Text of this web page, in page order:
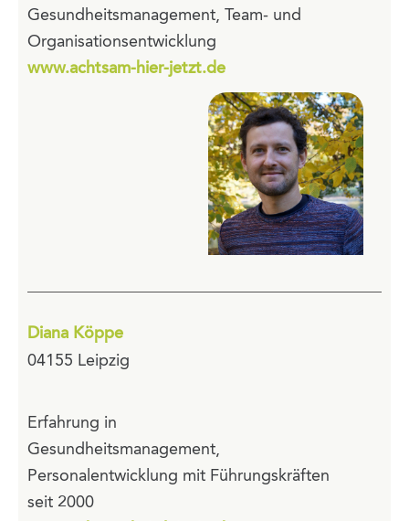
Gesundheitsmanagement, Team- und
Organisationsentwicklung
www.achtsam-hier-jetzt.de
Diana Köppe
04155 Leipzig
Erfahrung in
Gesundheitsmanagement,
Personalentwicklung mit Führungskräften
seit 2000